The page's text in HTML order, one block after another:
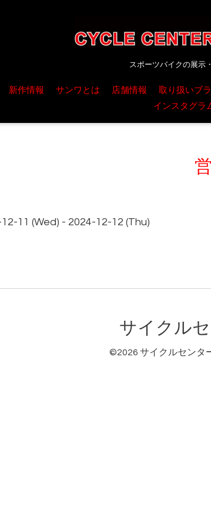
スポーツバイクの展示
新作情報 サンワとは 店舗情報 取り扱いブ
インスタグラ
11 (Wed) - 2024-12-12 (Thu)
サイクル
©2026 サイクルセンタ